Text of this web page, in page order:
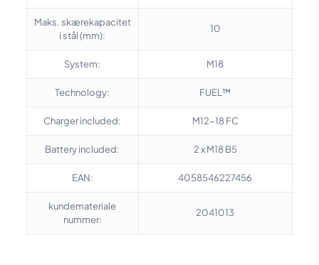
Maks. skærekapacitet
i stål (mm):
10
System: M18
Technology: FUEL™
Charger included: M12-18 FC
Battery included: 2 x M18 B5
EAN: 4058546227456
kundemateriale
nummer:
2041013